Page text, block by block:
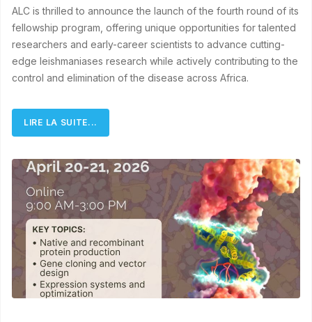
ALC is thrilled to announce the launch of the fourth round of its
fellowship program, offering unique opportunities for talented
researchers and early-career scientists to advance cutting-
edge leishmaniases research while actively contributing to the
control and elimination of the disease across Africa.
LIRE LA SUITE...